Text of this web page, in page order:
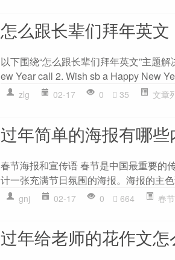
怎么跟长辈们拜年英文
以下围绕“怎么跟长辈们拜年英文”主题
ew Year call 2. Wish sb a Happy New
zlg 02-17 0 35 文章
过年简单的海报有哪些
春节海报和宣传语 春节是中国最重要的
计一张充满节日氛围的海报。海报的主
gnj 02-17 0 664 春
过年给老师的花作文怎